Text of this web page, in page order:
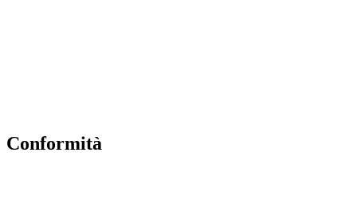
Conformità